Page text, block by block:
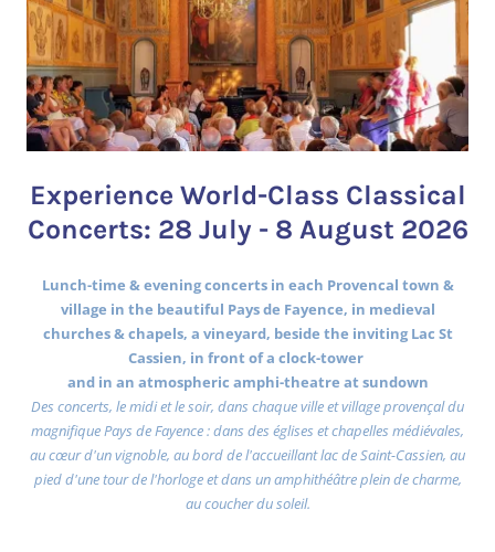
Experience World-Class Classical
Concerts: 28 July - 8 August 2026
Lunch-time & evening concerts in each Provencal town &
village in the beautiful Pays de Fayence, in medieval
churches & chapels, a vineyard, beside the inviting Lac St
Cassien, in front of a clock-tower
and in an atmospheric amphi-theatre at sundown
Des concerts, le midi et le soir, dans chaque ville et village provençal du
magnifique Pays de Fayence : dans des églises et chapelles médiévales,
au cœur d'un vignoble, au bord de l'accueillant lac de Saint-Cassien, au
pied d'une tour de l'horloge et dans un amphithéâtre plein de charme,
au coucher du soleil.